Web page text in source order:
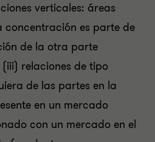
verticales: áreas
concentración es parte de
de la otra parte
relaciones de tipo
de las partes en la
en un mercado
con un mercado en el